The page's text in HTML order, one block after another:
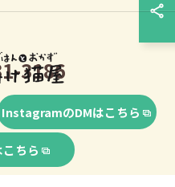
3186
InstagramのDMはこちら
ちら
とおかず みけ猫屋 ALL RIGHTS